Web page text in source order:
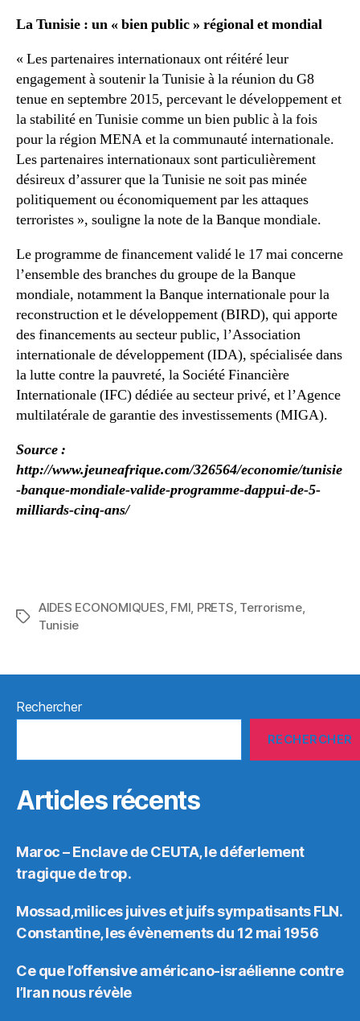
La Tunisie : un « bien public » régional et mondial
« Les partenaires internationaux ont réitéré leur
engagement à soutenir la Tunisie à la réunion du G8
tenue en septembre 2015, percevant le développement et
la stabilité en Tunisie comme un bien public à la fois
pour la région MENA et la communauté internationale.
Les partenaires internationaux sont particulièrement
désireux d’assurer que la Tunisie ne soit pas minée
politiquement ou économiquement par les attaques
terroristes », souligne la note de la Banque mondiale.
Le programme de financement validé le 17 mai concerne
l’ensemble des branches du groupe de la Banque
mondiale, notamment la Banque internationale pour la
reconstruction et le développement (BIRD), qui apporte
des financements au secteur public, l’Association
internationale de développement (IDA), spécialisée dans
la lutte contre la pauvreté, la Société Financière
Internationale (IFC) dédiée au secteur privé, et l’Agence
multilatérale de garantie des investissements (MIGA).
Source :
http://www.jeuneafrique.com/326564/economie/tunisie
-banque-mondiale-valide-programme-dappui-de-5-
milliards-cinq-ans/
Étiquettes
AIDES ECONOMIQUES FMI PRETS Terrorisme,
Tunisie
Rechercher
RECHERCHER
Articles récents
Maroc – Enclave de CEUTA, le déferlement
tragique de trop.
Mossad,milices juives et juifs sympatisants FLN.
Constantine, les évènements du 12 mai 1956
Ce que l’offensive américano-israélienne contre
l’Iran nous révèle